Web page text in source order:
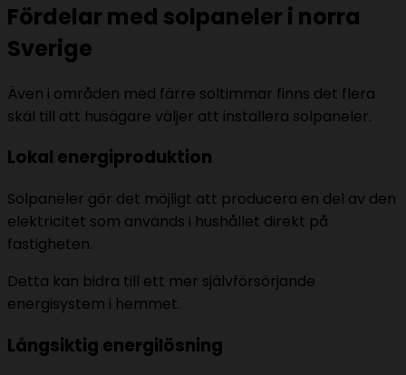
Fördelar med solpaneler i norra
Sverige
Även i områden med färre soltimmar finns det flera
skäl till att husägare väljer att installera solpaneler.
Lokal energiproduktion
Solpaneler gör det möjligt att producera en del av den
elektricitet som används i hushållet direkt på
fastigheten.
Detta kan bidra till ett mer självförsörjande
energisystem i hemmet.
Långsiktig energilösning